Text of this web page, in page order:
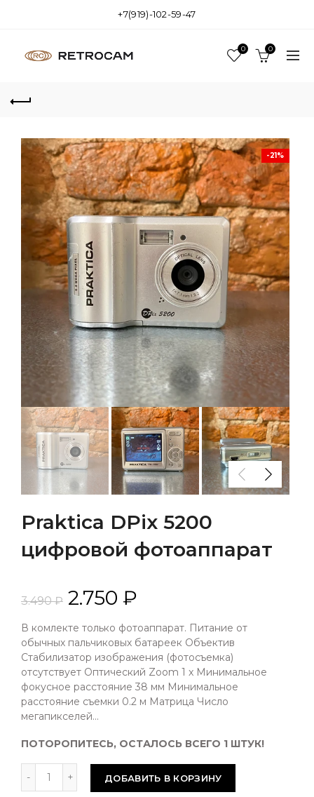
+7(919)-102-59-47
0 0
-21%
Praktica DPix 5200
цифровой фотоаппарат
3.490 ₽ 2.750 ₽
В комлекте только фотоаппарат. Питание от
обычных пальчиковых батареек Объектив
Стабилизатор изображения (фотосъемка)
отсутствует Оптический Zoom 1 x Минимальное
фокусное расстояние 38 мм Минимальное
расстояние съемки 0.2 м Матрица Число
мегапикселей...
ПОТОРОПИТЕСЬ, ОСТАЛОСЬ ВСЕГО 1 ШТУК!
ДОБАВИТЬ В КОРЗИНУ